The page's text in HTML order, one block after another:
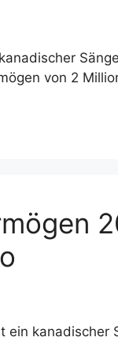
von 2
kanadischer